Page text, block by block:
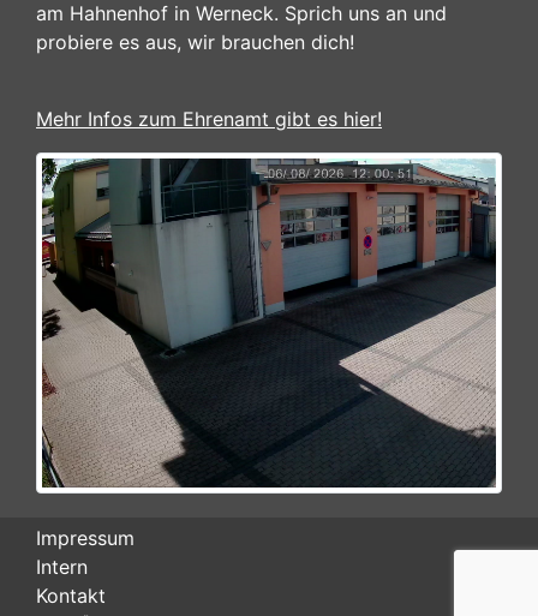
am Hahnenhof in Werneck. Sprich uns an und
probiere es aus, wir brauchen dich!
Mehr Infos zum Ehrenamt gibt es hier!
Impressum
Intern
Kontakt